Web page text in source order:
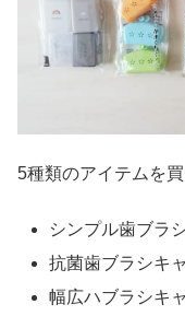
5種類のアイテムを
シンプル歯ブラ
抗菌歯ブラシキ
幅広ハブラシキ